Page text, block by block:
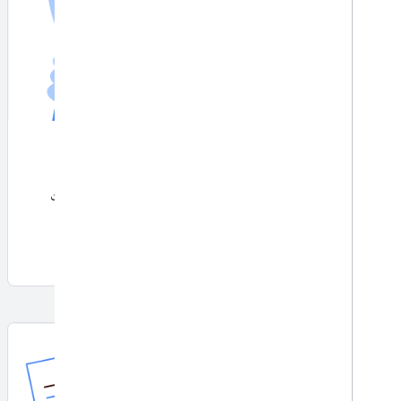
امسح الرموز الشريطية ضوئيًا وعالجها. يدعم معظم التنسيقات